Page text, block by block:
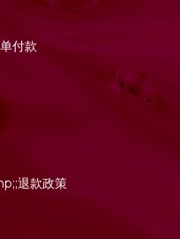
付款
退款政策